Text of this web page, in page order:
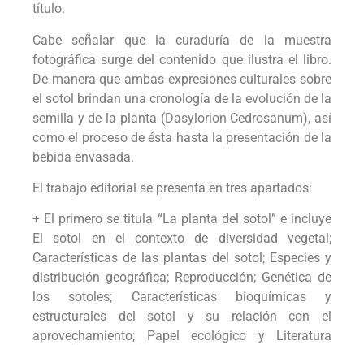
título.
Cabe señalar que la curaduría de la muestra
fotográfica surge del contenido que ilustra el libro.
De manera que ambas expresiones culturales sobre
el sotol brindan una cronología de la evolución de la
semilla y de la planta (Dasylorion Cedrosanum), así
como el proceso de ésta hasta la presentación de la
bebida envasada.
El trabajo editorial se presenta en tres apartados:
+ El primero se titula “La planta del sotol” e incluye
El sotol en el contexto de diversidad vegetal;
Características de las plantas del sotol; Especies y
distribución geográfica; Reproducción; Genética de
los sotoles; Características bioquímicas y
estructurales del sotol y su relación con el
aprovechamiento; Papel ecológico y Literatura